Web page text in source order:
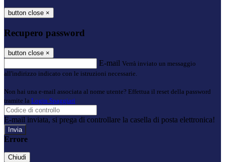
button close ×
Recupero password
button close ×
E-mail Verrà inviato un messaggio
all'indirizzo indicato con le istruzioni necessarie.
Non hai una e-mail associata al nome utente? Effettua il reset della password
tramite la Login Spaggiari
E-mail inviata, si prega di controllare la casella di posta elettronica!
Errore
Chiudi